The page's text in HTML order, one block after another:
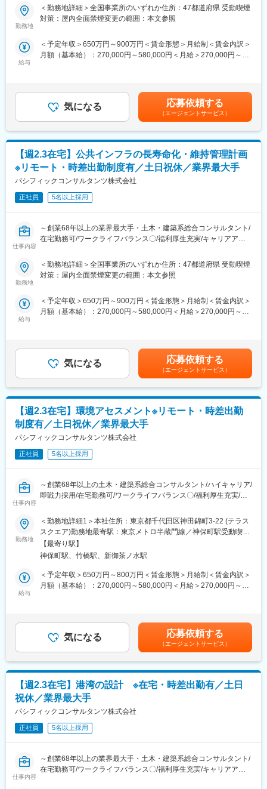
れています。社員は、始業時刻を5:00～11:00の間で選択できま
す。
年に2回の業界一斉ノー残業デーも主導しています。
であり、68年以上の歴史を有する土木・建築系総合コンサルタン
ト業界のリーディングカンパニー。
都市・地域計画、環境、道路、鉄道、河川、上下水道、港湾、空
港、建築、福祉、情報、PFI、NPM、防災等の社会資本整備、維
持管理に、卓越した技術と柔軟な頭脳をもって応え、日本経済の
発展に伴い多くのプロジェクトに携わってきました。
変更の範囲：本文参照
■業務内容：
合コンサルタントである当社の河川・砂防・海岸技術者として、
調査から設計業務まで一貫して携わっていただきます。
化等調査、数値解析・予測モデル等開発）
・計画（治水・河川整備・利水・水循環・環境等計画）
・設計（堤防・護岸・ダム・水門等設計）
・点検、維持管理（河川施設、河道等点検管理）
・水理実験（遊水地、構造物設置、砂防施設等）
■働く環境：
（1）長期的に働き続けられる環境
働きがいを感じながら、能力を100％発揮し成果をあげることが
できるよう、多様な働き方の推進・定着を強化。
的として、モバイルワークを活用しています。
（3）時差出勤制度
れています。社員は、始業時刻を5:00～11:00の間で選択できま
す。
年に2回の業界一斉ノー残業デーも主導しています。
であり、68年以上の歴史を有する土木・建築系総合コンサルタン
ト業界のリーディングカンパニー。
都市・地域計画、環境、道路、鉄道、河川、上下水道、港湾、空
港、建築、福祉、情報、PFI、NPM、防災等の社会資本整備、維
持管理に、卓越した技術と柔軟な頭脳をもって応え、日本経済の
発展に伴い多くのプロジェクトに携わってきました。
変更の範囲：会社の定める業務
勤務地
＜勤務地詳細＞全国事業所のいずれか住所：47都道府県 受動喫煙
対策：屋内全面禁煙変更の範囲：本文参照
給与
＜予定年収＞650万円～900万円＜賃金形態＞月給制＜賃金内訳＞
月額（基本給）：270,000円～580,000円＜月給＞270,000円～
金額であり、選考を通じて上下する可能性があります。月給(月額)
は固定手当を含めた表記です。
気になる 応募依頼する
（エージェントサービス）
【週2.3在宅】公共インフラの長寿命化・維持管理計画
※リモート・時差出勤制度有／土日祝休／業界最大手
パシフィックコンサルタンツ株式会社
正社員 5名以上採用
仕事内容
～創業68年以上の業界最大手・土木・建築系総合コンサルタント/
在宅勤務可/ワークライフバランス〇/福利厚生充実/キャリアアッ
■業務内容：
っていただきます。
管理方針の策定
・管理戦略・マネジメント手法の構築
└ 点検・診断・補修などのプロセス最適化、維持管理PDCAの仕
組みづくり
・要素技術の検討
└ 管理水準の設定、劣化予測モデルの作成、健全度評価手法の検
討・高度化
・データベース・分析ツールの開発
└ 維持管理データベースの構築、インフラ点検・評価の分析ツー
ル設計・開発
（1）長期的に働き続けられる環境
働きがいを感じながら、能力を100％発揮し成果をあげることが
（2）在宅勤務可（週に2～3回程度）
在宅勤務、サテライトオフィスの他に、移動時間の有効活用を目
的として、モバイルワークを活用しています。
（3）時差出勤制度
オフィスへの出社、テレワークを問わず、時差出勤制度を取り入
れています。社員は、始業時刻を5:00～11:00の間で選択できま
す。
■企業魅力
国内外に貢献する業界シェアトップクラスの「技術・知識集団」
ト業界のリーディングカンパニー。
都市・地域計画、環境、道路、鉄道、河川、上下水道、港湾、空
港、建築、福祉、情報、PFI、NPM、防災等の社会資本整備、維
持管理に、卓越した技術と柔軟な頭脳をもって応え、日本経済の
発展に伴い多くのプロジェクトに携わってきました。
変更の範囲：本文参照
勤務地
＜勤務地詳細＞全国事業所のいずれか住所：47都道府県 受動喫煙
対策：屋内全面禁煙変更の範囲：本文参照
給与
＜予定年収＞650万円～900万円＜賃金形態＞月給制＜賃金内訳＞
月額（基本給）：270,000円～580,000円＜月給＞270,000円～
金額であり、選考を通じて上下する可能性があります。月給(月額)
は固定手当を含めた表記です。
気になる 応募依頼する
（エージェントサービス）
【週2.3在宅】環境アセスメント※リモート・時差出勤
制度有／土日祝休／業界最大手
パシフィックコンサルタンツ株式会社
正社員 5名以上採用
仕事内容
～創業68年以上の土木・建築系総合コンサルタント/ハイキャリア/
即戦力採用/在宅勤務可/ワークライフバランス〇/福利厚生充実/キ
■業務内容：
業界最大手・土木・建築系総合コンサルタントである当社にて、
環境アセスメント業務を担当いただきます。
■業務詳細：
・大気質・騒音・水質等のシミュレーションやGISによる生息適地
における法・条例アセスメント、
・各種事業による環境面へのプラス効果の検討（ポジティブアセ
スメント）による脱炭素社会の実現に向けた開発事業の支援、
■働く環境：
（1）長期的に働き続けられる環境
働きがいを感じながら、能力を100％発揮し成果をあげることが
できるよう、多様な働き方の推進・定着を強化。
（2）在宅勤務可（週に2～3回程度）
在宅勤務、サテライトオフィスの他に、移動時間の有効活用を目
的として、モバイルワークを活用しています。
（3）時差出勤制度
オフィスへの出社、テレワークを問わず、時差出勤制度を取り入
勤務地
＜勤務地詳細1＞本社住所：東京都千代田区神田錦町3-22 (テラス
スクエア)勤務地最寄駅：東京メトロ半蔵門線／神保町駅受動喫煙
対策：屋内全面禁煙＜勤務地詳細2＞全国事業所のいずれか住所：
47都道府県 受動喫煙対策：屋内全面禁煙変更の範囲：本文参照
【最寄り駅】
神保町駅、竹橋駅、新御茶ノ水駅
給与
＜予定年収＞650万円～800万円＜賃金形態＞月給制＜賃金内訳＞
月額（基本給）：270,000円～580,000円＜月給＞270,000円～
金額であり、選考を通じて上下する可能性があります。月給(月額)
は固定手当を含めた表記です。
気になる 応募依頼する
（エージェントサービス）
【週2.3在宅】港湾の設計 ※在宅・時差出勤有／土日
祝休／業界最大手
パシフィックコンサルタンツ株式会社
正社員 5名以上採用
仕事内容
～創業68年以上の業界最大手・土木・建築系総合コンサルタント/
在宅勤務可/ワークライフバランス〇/福利厚生充実/キャリアアッ